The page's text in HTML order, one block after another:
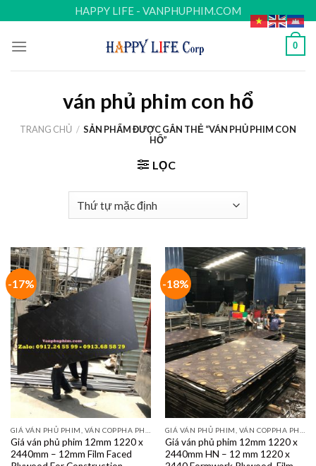
to
content
HAPPY LIFE - VANPHUPHIM.COM
0
ván phủ phim con hổ
TRANG CHỦ / SẢN PHẨM ĐƯỢC GẮN THẺ “VÁN PHỦ PHIM CON
HỔ”
LỌC
-17%
Giá ván phủ phim 12mm 1220 x
2440mm – 12mm Film Faced
-18%
Giá ván phủ phim 12mm 1220 x
2440mm HN – 12 mm 1220 x